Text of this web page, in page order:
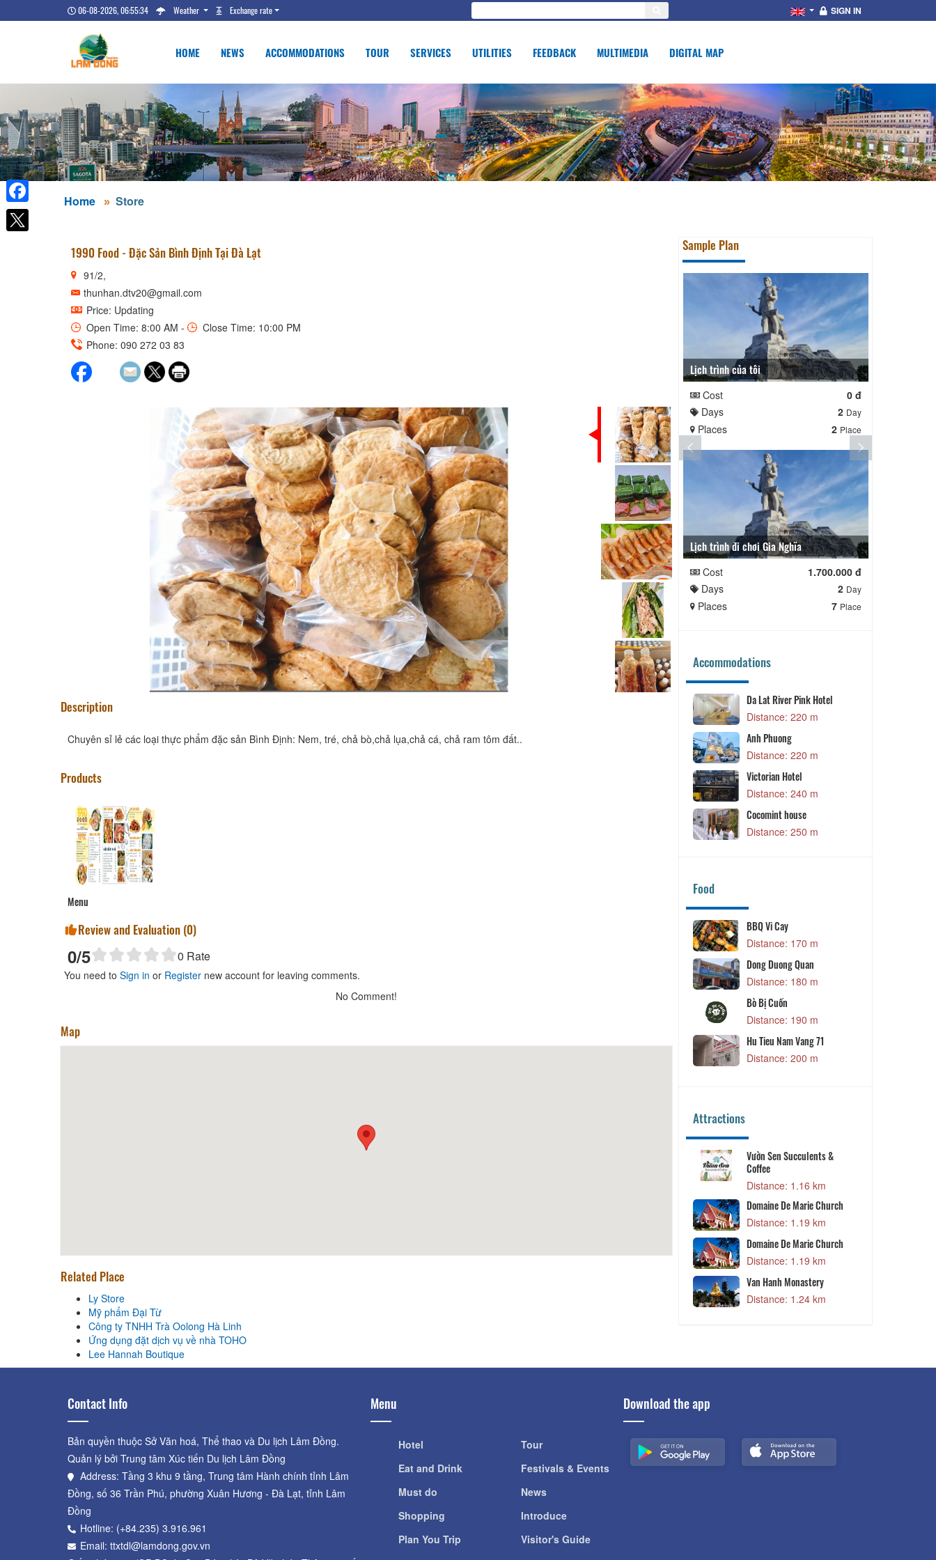
06-08-2026, 06:55:35 Weather Exchange rate SIGN IN
HOME NEWS ACCOMMODATIONS TOUR SERVICES UTILITIES FEEDBACK MULTIMEDIA DIGITAL MAP
Home Store
1990 Food - Đặc Sản Bình Định Tại Đà Lạt
91/2,
thunhan.dtv20@gmail.com
Price: Updating
Open Time: 8:00 AM -
Close Time: 10:00 PM
Phone: 090 272 03 83
Description
Chuyên sỉ lẻ các loại thực phẩm đặc sản Bình Định: Nem, tré, chả bò,chả lụa,chả cá, chả ram tôm đất..
Products
Menu
Review and Evaluation (0)
0/5 0 Rate
You need to Sign in or Register new account for leaving comments.
No Comment!
Map
Related Place
Ly Store
Mỹ phẩm Đại Từ
Công ty TNHH Trà Oolong Hà Linh
Ứng dụng đặt dịch vụ về nhà TOHO
Lee Hannah Boutique
Sample Plan
Lịch trình của tôi
Cost
0 đ
Days
2 Day
Places 2 Place
Lịch trình đi chơi Gia Nghĩa
Cost
1.700.000 đ
Days
2 Day
Places 7 Place
Accommodations
Thien Hoa Hotel
Da Lat River Pink Hotel
Distance: 220 m
Anh Phuong
Distance: 220 m
Victorian Hotel
Distance: 240 m
Cocomint house
Distance: 250 m
Food
BBQ Vi Cay
Distance: 170 m
Dong Duong Quan
Distance: 180 m
Bò Bị Cuốn
Distance: 190 m
Hu Tieu Nam Vang 71
Distance: 200 m
Attractions
Vườn Sen Succulents &
Coffee
Distance: 1.16 km
Domaine De Marie Church
Distance: 1.19 km
Domaine De Marie Church
Distance: 1.19 km
Van Hanh Monastery
Distance: 1.24 km
Contact Info
Bản quyền thuộc Sở Văn hoá, Thể thao và Du lịch Lâm Đồng.
Quản lý bởi Trung tâm Xúc tiến Du lịch Lâm Đồng
Address: Tầng 3 khu 9 tầng, Trung tâm Hành chính tỉnh Lâm
Đồng, số 36 Trần Phú, phường Xuân Hương - Đà Lạt, tỉnh Lâm
Đồng
Hotline: (+84.235) 3.916.961
Email: ttxtdl@lamdong.gov.vn
Menu
Hotel
Eat and Drink
Must do
Shopping
Plan You Trip
Tour
Festivals & Events
News
Introduce
Visitor's Guide
Download the app
Facebook